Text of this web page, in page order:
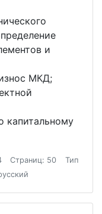
и
МКД;
Страниц: 50
Тип